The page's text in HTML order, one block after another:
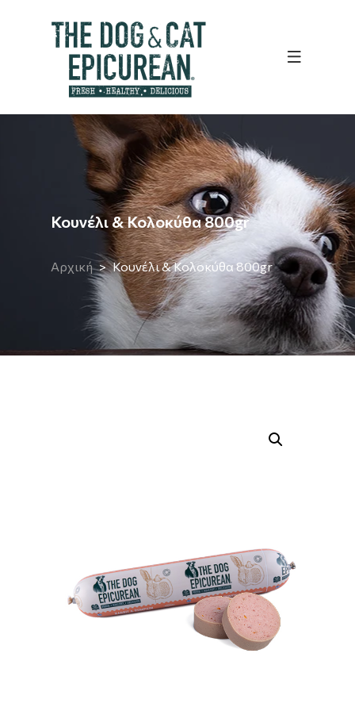
Κουνέλι & Κολοκύθα 800gr
Αρχική Κουνέλι & Κολοκύθα 800gr